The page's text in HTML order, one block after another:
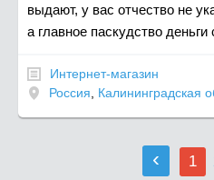
выдают, у вас отчество не
а главное паскудство деньги
Интернет-магазин
Россия
Калининградская
‹ 1